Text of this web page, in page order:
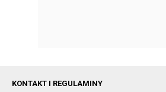
KONTAKT I REGULAMINY